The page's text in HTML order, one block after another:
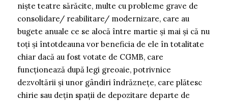
niște teatre sărăcite, multe cu probleme grave de
consolidare/ reabilitare/ modernizare, care au
bugete anuale ce se alocă între martie și mai și că nu
toți și întotdeauna vor beneficia de ele în totalitate
chiar dacă au fost votate de CGMB, care
funcționează după legi greoaie, potrivnice
dezvoltării și unor gândiri îndrăznețe, care plătesc
chirie sau dețin spații de depozitare departe de